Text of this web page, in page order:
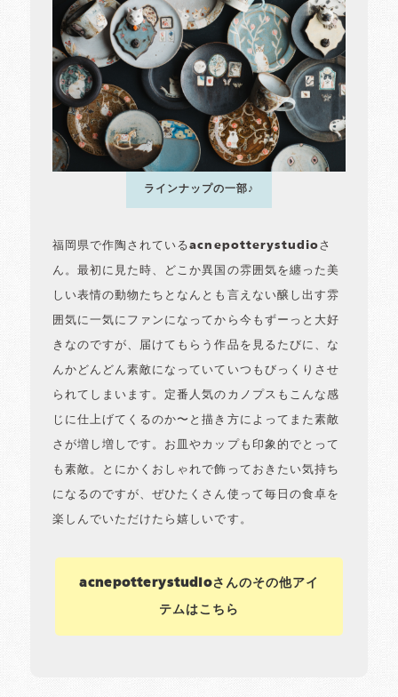
ラインナップの一部♪
福岡県で作陶されているacnepotterystudioさ
ん。最初に見た時、どこか異国の雰囲気を纏った美
しい表情の動物たちとなんとも言えない醸し出す雰
囲気に一気にファンになってから今もずーっと大好
きなのですが、届けてもらう作品を見るたびに、な
んかどんどん素敵になっていていつもびっくりさせ
られてしまいます。定番人気のカノプスもこんな感
じに仕上げてくるのか〜と描き方によってまた素敵
さが増し増しです。お皿やカップも印象的でとって
も素敵。とにかくおしゃれで飾っておきたい気持ち
になるのですが、ぜひたくさん使って毎日の食卓を
楽しんでいただけたら嬉しいです。
acnepotterystudioさんのその他アイ
テムはこちら